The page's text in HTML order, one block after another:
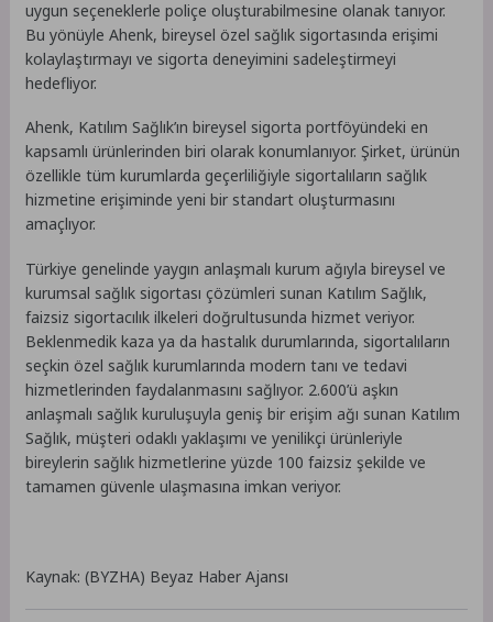
uygun seçeneklerle poliçe oluşturabilmesine olanak tanıyor.
Bu yönüyle Ahenk, bireysel özel sağlık sigortasında erişimi
kolaylaştırmayı ve sigorta deneyimini sadeleştirmeyi
hedefliyor.
Ahenk, Katılım Sağlık’ın bireysel sigorta portföyündeki en
kapsamlı ürünlerinden biri olarak konumlanıyor. Şirket, ürünün
özellikle tüm kurumlarda geçerliliğiyle sigortalıların sağlık
hizmetine erişiminde yeni bir standart oluşturmasını
amaçlıyor.
Türkiye genelinde yaygın anlaşmalı kurum ağıyla bireysel ve
kurumsal sağlık sigortası çözümleri sunan Katılım Sağlık,
faizsiz sigortacılık ilkeleri doğrultusunda hizmet veriyor.
Beklenmedik kaza ya da hastalık durumlarında, sigortalıların
seçkin özel sağlık kurumlarında modern tanı ve tedavi
hizmetlerinden faydalanmasını sağlıyor. 2.600’ü aşkın
anlaşmalı sağlık kuruluşuyla geniş bir erişim ağı sunan Katılım
Sağlık, müşteri odaklı yaklaşımı ve yenilikçi ürünleriyle
bireylerin sağlık hizmetlerine yüzde 100 faizsiz şekilde ve
tamamen güvenle ulaşmasına imkan veriyor.
Kaynak: (BYZHA) Beyaz Haber Ajansı